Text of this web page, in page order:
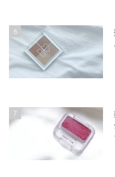
6
7